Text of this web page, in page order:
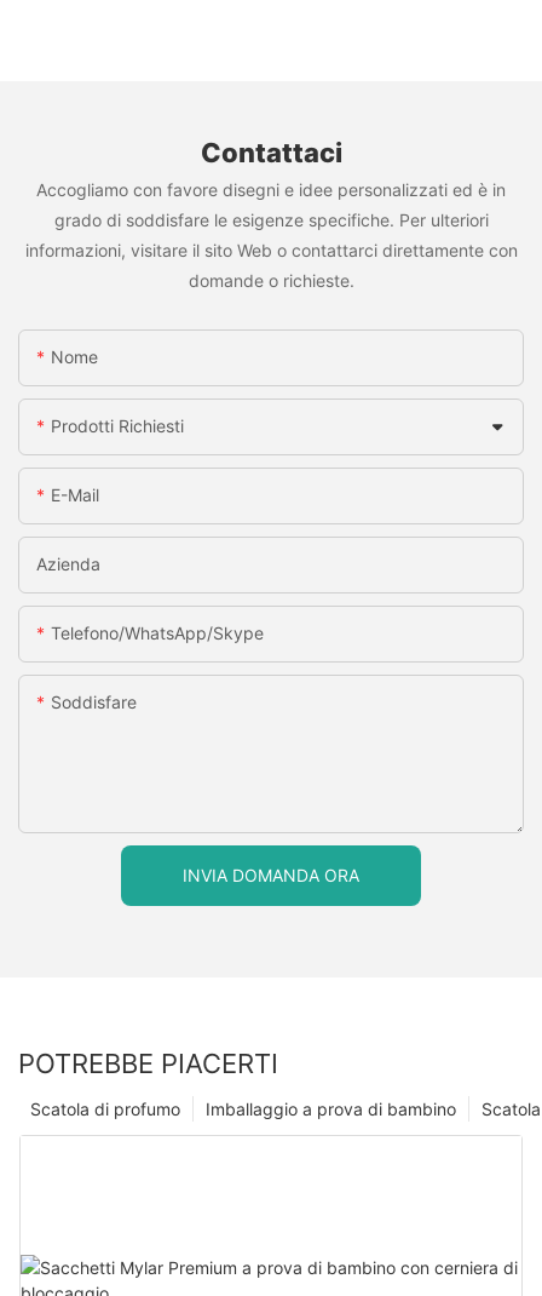
Contattaci
Accogliamo con favore disegni e idee personalizzati ed è in
grado di soddisfare le esigenze specifiche. Per ulteriori
informazioni, visitare il sito Web o contattarci direttamente con
domande o richieste.
Nome
Prodotti Richiesti
E-Mail
Azienda
Telefono/WhatsApp/Skype
Soddisfare
INVIA DOMANDA ORA
POTREBBE PIACERTI
Imballaggio a prova di bambino
Scatola di profumo